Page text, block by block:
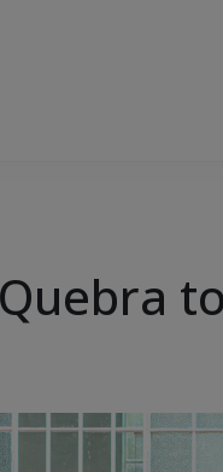
Quebra